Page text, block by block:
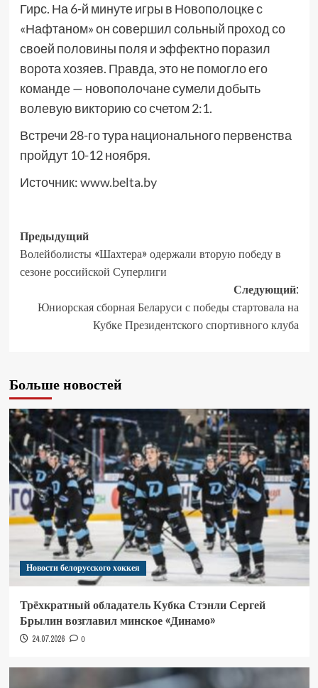
Гирс. На 6-й минуте игры в Новополоцке с
«Нафтаном» он совершил сольный проход со
своей половины поля и эффектно поразил
ворота хозяев. Правда, это не помогло его
команде — новополочане сумели добыть
волевую викторию со счетом 2:1.
Встречи 28-го тура национального первенства
пройдут 10-12 ноября.
Источник:www.belta.by
Предыдущий
Волейболисты «Шахтера» одержали вторую победу в
сезоне российской Суперлиги
Следующий:
Юниорская сборная Беларуси с победы стартовала на
Кубке Президентского спортивного клуба
Больше новостей
Новости белорусского хоккея
Трёхкратный обладатель Кубка Стэнли Сергей
Брылин возглавил минское «Динамо»
24.07.2026 0